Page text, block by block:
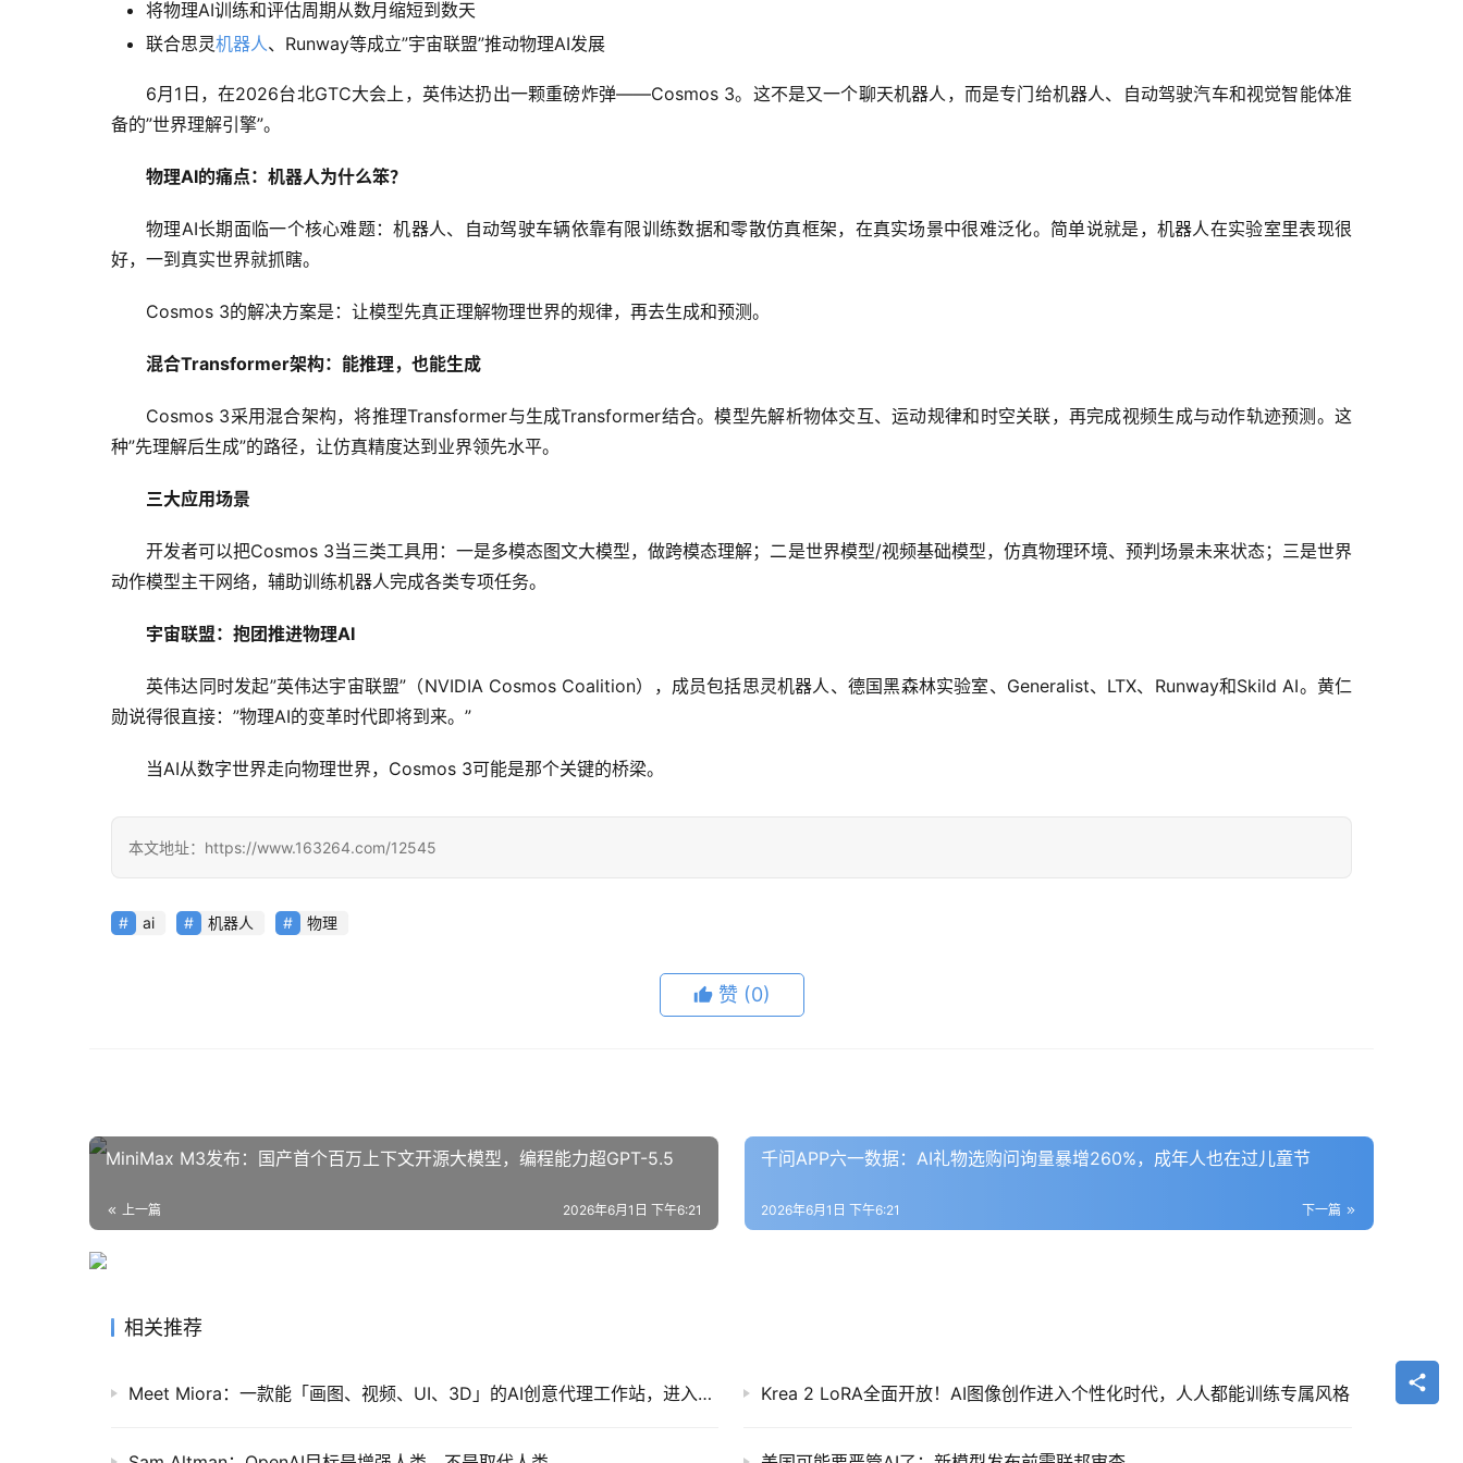
将物理AI训练和评估周期从数月缩短到数天
联合思灵机器人、Runway等成立”宇宙联盟”推动物理AI发展
6月1日，在2026台北GTC大会上，英伟达扔出一颗重磅炸弹——Cosmos 3。这不是又一个聊天机器人，而是专门给机器人、自动驾驶汽车和视觉智能体准
备的”世界理解引擎”。
物理AI的痛点：机器人为什么笨？
物理AI长期面临一个核心难题：机器人、自动驾驶车辆依靠有限训练数据和零散仿真框架，在真实场景中很难泛化。简单说就是，机器人在实验室里表现很
好，一到真实世界就抓瞎。
Cosmos 3的解决方案是：让模型先真正理解物理世界的规律，再去生成和预测。
混合Transformer架构：能推理，也能生成
Cosmos 3采用混合架构，将推理Transformer与生成Transformer结合。模型先解析物体交互、运动规律和时空关联，再完成视频生成与动作轨迹预测。这
种”先理解后生成”的路径，让仿真精度达到业界领先水平。
三大应用场景
开发者可以把Cosmos 3当三类工具用：一是多模态图文大模型，做跨模态理解；二是世界模型/视频基础模型，仿真物理环境、预判场景未来状态；三是世界
动作模型主干网络，辅助训练机器人完成各类专项任务。
宇宙联盟：抱团推进物理AI
英伟达同时发起”英伟达宇宙联盟”（NVIDIA Cosmos Coalition），成员包括思灵机器人、德国黑森林实验室、Generalist、LTX、Runway和Skild AI。黄仁
勋说得很直接：”物理AI的变革时代即将到来。”
当AI从数字世界走向物理世界，Cosmos 3可能是那个关键的桥梁。
本文地址：https://www.163264.com/12545
ai 机器人 物理
赞 (0)
MiniMax M3发布：国产首个百万上下文开源大模型，编程能力超GPT-5.5
上一篇 2026年6月1日 下午6:21
千问APP六一数据：AI礼物选购问询量暴增260%，成年人也在过儿童节
下一篇
2026年6月1日 下午6:21
相关推荐
Meet Miora：一款能「画图、视频、UI、3D」的AI创意代理工作站，进入国际测试版 Krea 2 LoRA全面开放！AI图像创作进入个性化时代，人人都能训练专属风格